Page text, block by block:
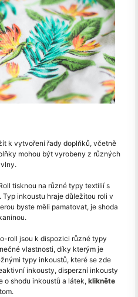
k vytvoření řady doplňků, včetně
mohou být vyrobeny z různých
tisknou na různé typy textilií s
inkoustu hraje důležitou roli v
byste měli pamatovat, je shoda
roll jsou k dispozici různé typy
vlastnosti, díky kterým je
typy inkoustů, které se zde
inkousty, disperzní inkousty
o shodu inkoustů a látek, klikněte